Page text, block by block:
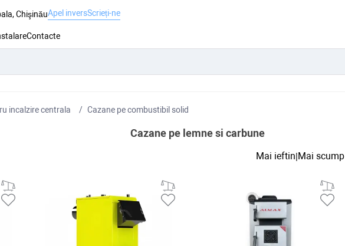
ChişinăuApel inversScrieți-ne
Contacte
incalzire centrala Cazane pe combustibil solid
Cazane pe lemne si carbune
Mai ieftin|Mai scump